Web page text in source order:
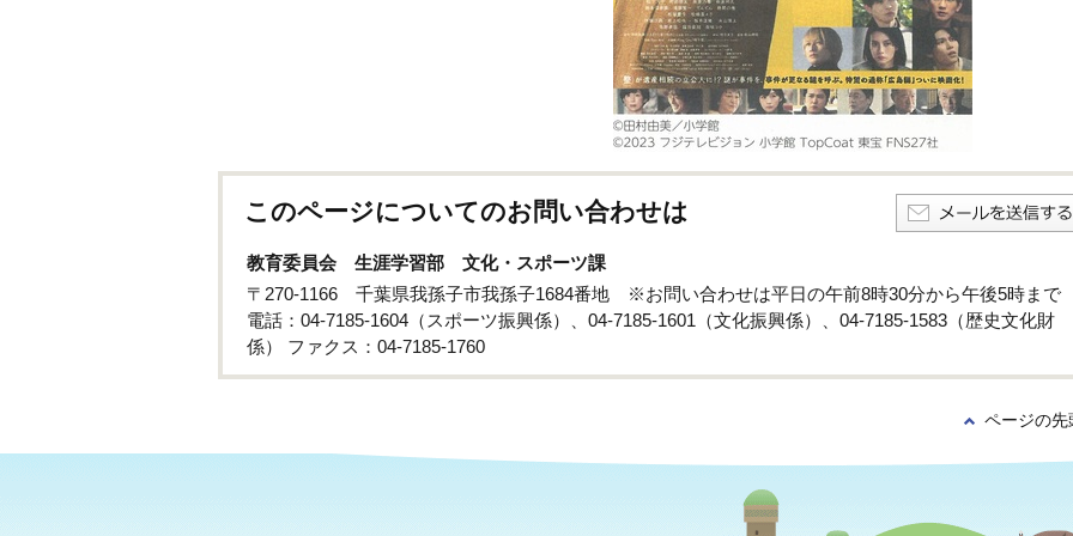
このページについてのお問い合わせは
教育委員会 生涯学習部 文化・スポーツ課
〒270-1166 千葉県我孫子市我孫子1684番地 ※お問い合わせは平日の午前8時30分から午後5時まで
電話：04-7185-1604（スポーツ振興係）、04-7185-1601（文化振興係）、04-7185-1583（歴史文化財
係） ファクス：04-7185-1760
ページの先